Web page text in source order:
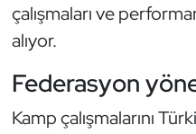
çalışmaları ve
alıyor.
Federasyon
Kamp çalışmalarını
Hava Sporları
Hentbol
İşitme Engelli